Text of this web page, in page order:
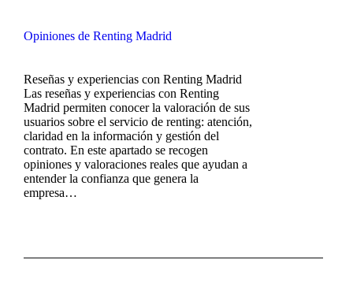
Opiniones de Renting Madrid
Reseñas y experiencias con Renting Madrid
Las reseñas y experiencias con Renting
Madrid permiten conocer la valoración de sus
usuarios sobre el servicio de renting: atención,
claridad en la información y gestión del
contrato. En este apartado se recogen
opiniones y valoraciones reales que ayudan a
entender la confianza que genera la
empresa…